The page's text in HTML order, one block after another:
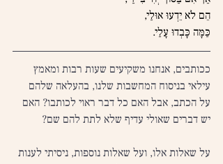
הֵם לֹא יֵדְעוּ אוּלַי,
כַּמָּה כָּבְדוּ עָלַי.
ככותבים, אנחנו משקיעים שעות רבות ומאמץ
עילאי בניסוח המחשבות שלנו, בהעלאה שלהם
על הכתב, אבל האם כל דבר ראוי לכותבו? האם
יש דברים שאולי עדיף שלא לתת להם שם?
על שאלות אלו, ועל שאלות נוספות, ניסיתי לענות